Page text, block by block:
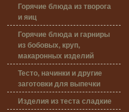
Горячие блюда из творога
и яиц
Горячие блюда и гарниры
из бобовых, круп,
макаронных изделий
Тесто, начинки и другие
заготовки для выпечки
Изделия из теста сладкие